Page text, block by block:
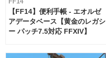
【FF14】便利手帳 - エオルゼ
アデータベース【黄金のレガシ
ー パッチ7.5対応 FFXIV】